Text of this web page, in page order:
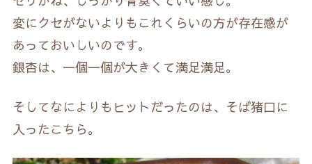
変にクセがないよりもこれくらいの方が存在感が
あっておいしいのです。
銀杏は、一個一個が大きくて満足満足。
そしてなによりもヒットだったのは、そば猪口に
入ったこちら。